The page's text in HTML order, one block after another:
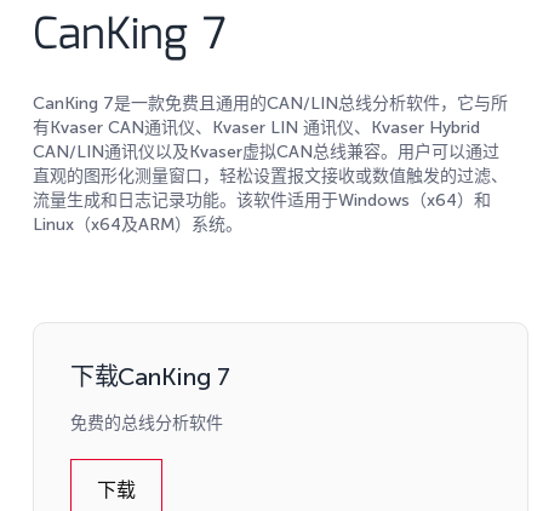
CanKing 7
CanKing 7是一款免费且通用的CAN/LIN总线分析软件，它与所
有Kvaser CAN通讯仪、Kvaser LIN 通讯仪、Kvaser Hybrid
CAN/LIN通讯仪以及Kvaser虚拟CAN总线兼容。用户可以通过
直观的图形化测量窗口，轻松设置报文接收或数值触发的过滤、
流量生成和日志记录功能。该软件适用于Windows（x64）和
Linux（x64及ARM）系统。
下载CanKing 7
免费的总线分析软件
下载